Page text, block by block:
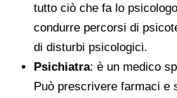
tutto ciò che fa lo
condurre percorsi di
di disturbi psicologici.
Psichiatra: è un medico
Può prescrivere farmaci e